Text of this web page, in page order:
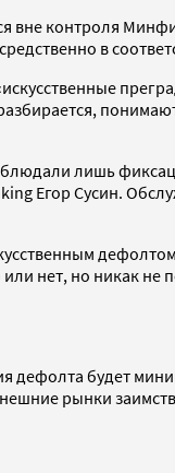
контроля
в
лишь
Егор Сусин.
нет, но никак не
дефолта будет
рынки